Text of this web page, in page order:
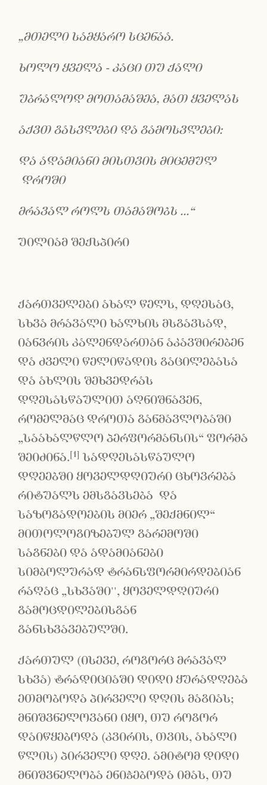
„მთელი სამყარო სცენაა.
ხოლო ყველა - კაცი თუ ქალი
უბრალოდ მოთამაშეა, მათ ყველას
აქვთ გასვლები და გამოსვლები:
და ადამიანი მისთვის მიცემულ
დროში
მრავალ როლს თამაშობს ...“
უილიამ შექსპირი
ქართველები ახალ წელს, დღესაც,
სხვა მრავალი ხალხის მსგავსად,
იანვრის კალენდართან აკავშირებენ
და ძველი წელიწადის გაცილებასა
და ახლის შეხვედრას
დღესასწაულით აღნიშნავენ,
რომელმაც დროთა განმავლობაში
„საახალწლო პერფორმანსის“ ფორმა
შეიძინა.[1] სადღესასწაულო
დღეებში ყოველდღიური ცხოვრება
რიტუალს ემსგავსება და
საზოგადოების მიერ „შექმნილ“
მითოლოგიზებულ გარემოში
საგნები და ადამიანები
სიმბოლურად ტრანსფორმირდებიან
რაღაც „სხვაში'', ყოველდღიური
გამოცდილებისგან
განსხვავებულში.
ქართულ (ისევე, როგორც მრავალ
სხვა) ტრადიციაში დიდი ყურადღება
ეთმობოდა პირველი დღის მაგიას;
მნიშვნელოვანი იყო, თუ როგორ
დაიწყებოდა (კვირის, თვის, ახალი
წლის) პირველი დღე. ამიტომ დიდი
მნიშვნელობა ენიჭებოდა იმას, თუ